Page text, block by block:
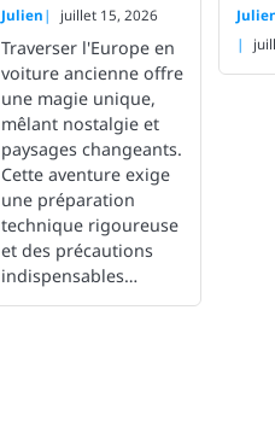
Julien juillet 15, 2026
Traverser l'Europe en
voiture ancienne offre
une magie unique,
mêlant nostalgie et
paysages changeants.
Cette aventure exige
une préparation
technique rigoureuse
et des précautions
indispensables…